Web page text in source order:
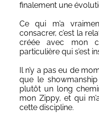
finalement une
Ce qui m’a
consacrer, c’est la
créée avec mon
particulière qui s’est
Il n’y a pas eu de
que le
plutôt un long
mon Zippy, et qui
cette discipline.